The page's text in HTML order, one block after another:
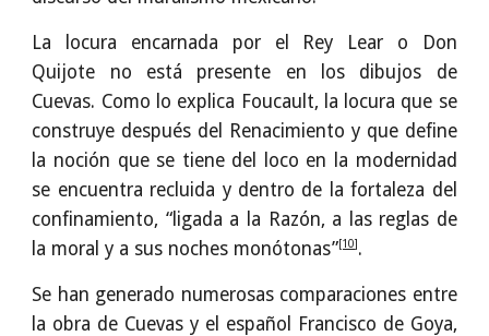
La locura encarnada por el Rey Lear o Don
Quijote no está presente en los dibujos de
Cuevas. Como lo explica Foucault, la locura que se
construye después del Renacimiento y que define
la noción que se tiene del loco en la modernidad
se encuentra recluida y dentro de la fortaleza del
confinamiento, “ligada a la Razón, a las reglas de
la moral y a sus noches monótonas”[10] .
Se han generado numerosas comparaciones entre
la obra de Cuevas y el español Francisco de Goya,